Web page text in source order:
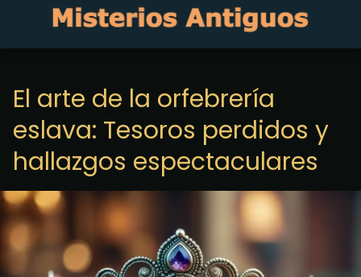
El arte de la orfebrería
eslava: Tesoros perdidos y
hallazgos espectaculares